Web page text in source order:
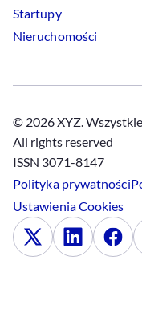
Startupy
Nieruchomości
© 2026 XYZ.
All rights reserved
ISSN 3071-8147
Polityka prywatności
UstawieniaCookies
x Linkedin